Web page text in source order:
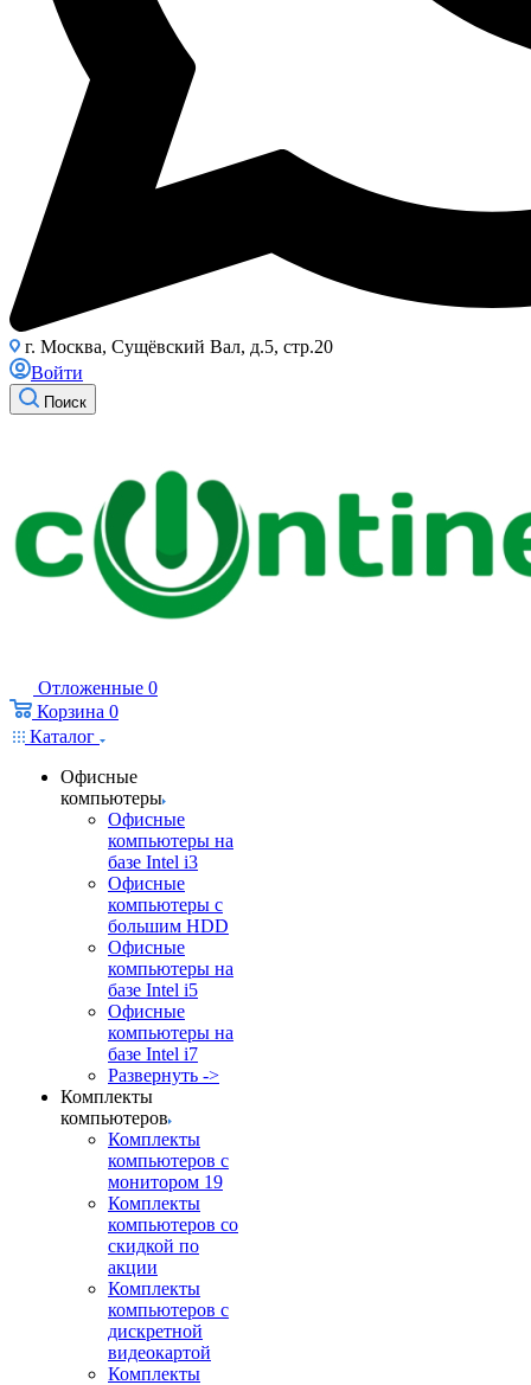
г. Москва, Сущёвский Вал, д.5, стр.20
Войти
Поиск
Отложенные 0
Корзина 0
Каталог
Офисные
компьютеры
Офисные
компьютеры на
базе Intel i3
Офисные
компьютеры с
большим HDD
Офисные
компьютеры на
базе Intel i5
Офисные
компьютеры на
базе Intel i7
Развернуть ->
Комплекты
компьютеров
Комплекты
компьютеров с
монитором 19
Комплекты
компьютеров со
скидкой по
акции
Комплекты
компьютеров с
дискретной
видеокартой
Комплекты